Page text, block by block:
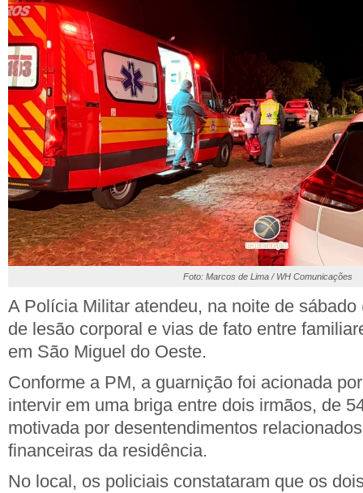
Foto: Marcos de Lima / WH Comunicações
A Polícia Militar atendeu, na noite de sábado
de lesão corporal e vias de fato entre
em São Miguel do Oeste.
Conforme a PM, a guarnição foi acionada
intervir em uma briga entre dois irmãos, de
motivada por desentendimentos
financeiras da residência.
No local, os policiais constataram que os